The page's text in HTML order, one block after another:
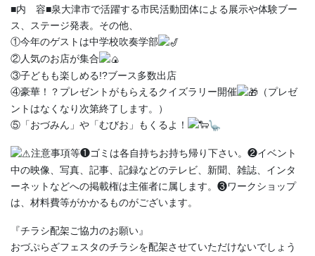
■内 容■泉大津市で活躍する市民活動団体による展示や体験ブー
ス、ステージ発表。その他、
①今年のゲストは中学校吹奏学部
②人気のお店が集合
③子どもも楽しめる!?ブース多数出店
④豪華！？プレゼントがもらえるクイズラリー開催
（プレゼ
ントはなくなり次第終了します。）
⑤「おづみん」や「むびお」もくるよ！
注意事項等❶ゴミは各自持ちお持ち帰り下さい。❷イベント
中の映像、写真、記事、記録などのテレビ、新聞、雑誌、インタ
ーネットなどへの掲載権は主催者に属します。❸ワークショップ
は、材料費等がかかるものがございます。
『チラシ配架ご協力のお願い』
おづぷらざフェスタのチラシを配架させていただけないでしょう